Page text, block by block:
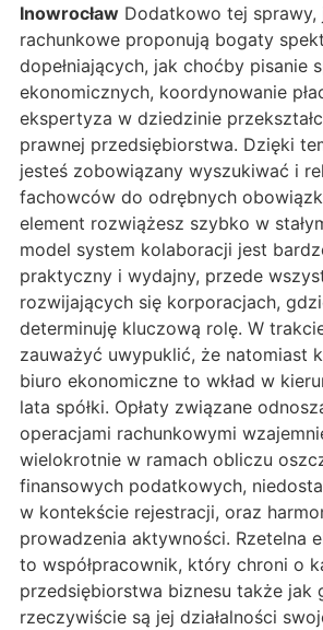
Inowrocław Dodatkowo tej sprawy,
rachunkowe proponują bogaty
dopełniających, jak choćby pisanie
ekonomicznych, koordynowanie
ekspertyza w dziedzinie
prawnej przedsiębiorstwa. Dzięki
jesteś zobowiązany wyszukiwać i
fachowców do odrębnych
element rozwiążesz szybko w
model system kolaboracji jest
praktyczny i wydajny, przede
rozwijających się korporacjach,
determinuję kluczową rolę. W
zauważyć uwypuklić, że natomiast
biuro ekonomiczne to wkład w
lata spółki. Opłaty związane
operacjami rachunkowymi
wielokrotnie w ramach obliczu
finansowych podatkowych,
w kontekście rejestracji, oraz
prowadzenia aktywności. Rzetelna
to współpracownik, który chroni o
przedsiębiorstwa biznesu także jak
rzeczywiście są jej działalności